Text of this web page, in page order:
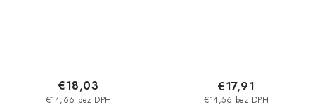
€14,66 bez DPH
€18,03
€14,56 bez DPH
€17,91